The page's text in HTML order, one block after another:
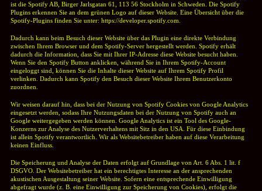
ist die Spotify AB, Birger Jarlsgatan 61, 113 56 Stockholm in Schweden. Die Spotify
Plugins erkennen Sie an dem grünen Logo auf dieser Website. Eine Übersicht über die
Spotify-Plugins finden Sie unter: https://developer.spotify.com.
Dadurch kann beim Besuch dieser Website über das Plugin eine direkte Verbindung
zwischen Ihrem Browser und dem Spotify-Server hergestellt werden. Spotify erhält
dadurch die Information, dass Sie mit Ihrer IP-Adresse diese Website besucht haben.
Wenn Sie den Spotify Button anklicken, während Sie in Ihrem Spotify-Account
eingeloggt sind, können Sie die Inhalte dieser Website auf Ihrem Spotify Profil
verlinken. Dadurch kann Spotify den Besuch dieser Website Ihrem Benutzerkonto
zuordnen.
Wir weisen darauf hin, dass bei der Nutzung von Spotify Cookies von Google Analytics
eingesetzt werden, sodass Ihre Nutzungsdaten bei der Nutzung von Spotify auch an
Google weitergegeben werden können. Google Analytics ist ein Tool des Google-
Konzerns zur Analyse des Nutzerverhaltens mit Sitz in den USA. Für diese Einbindung
ist allein Spotify verantwortlich. Wir als Websitebetreiber haben auf diese Verarbeitung
keinen Einfluss.
Die Speicherung und Analyse der Daten erfolgt auf Grundlage von Art. 6 Abs. 1 lit. f
DSGVO. Der Websitebetreiber hat ein berechtigtes Interesse an der ansprechenden
akustischen Ausgestaltung seiner Website. Sofern eine entsprechende Einwilligung
abgefragt wurde (z. B. eine Einwilligung zur Speicherung von Cookies), erfolgt die